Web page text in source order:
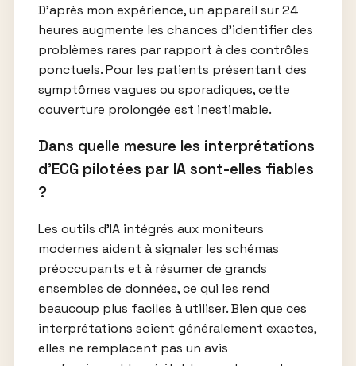
D’après mon expérience, un appareil sur 24
heures augmente les chances d’identifier des
problèmes rares par rapport à des contrôles
ponctuels. Pour les patients présentant des
symptômes vagues ou sporadiques, cette
couverture prolongée est inestimable.
Dans quelle mesure les interprétations
d’ECG pilotées par IA sont-elles fiables
?
Les outils d’IA intégrés aux moniteurs
modernes aident à signaler les schémas
préoccupants et à résumer de grands
ensembles de données, ce qui les rend
beaucoup plus faciles à utiliser. Bien que ces
interprétations soient généralement exactes,
elles ne remplacent pas un avis